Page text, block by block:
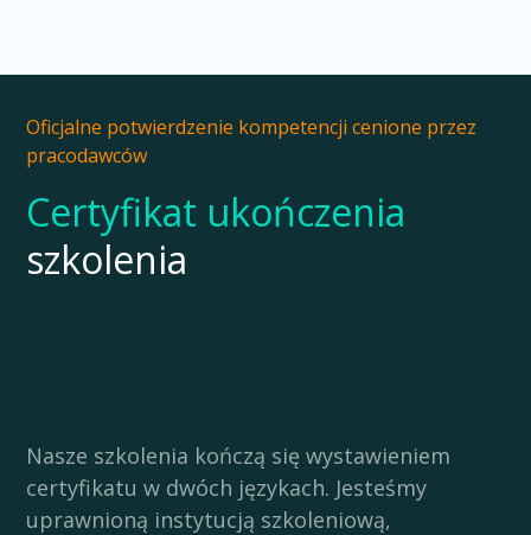
Oficjalne potwierdzenie kompetencji cenione przez
pracodawców
Certyfikat ukończenia
szkolenia
Nasze szkolenia kończą się wystawieniem
certyfikatu w dwóch językach. Jesteśmy
uprawnioną instytucją szkoleniową,